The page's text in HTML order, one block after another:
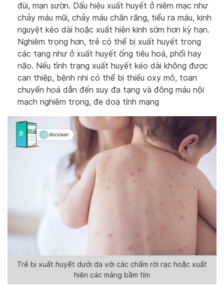
đùi, mạn sườn. Dấu hiệu xuất huyết ở niêm mạc như
chảy máu mũi, chảy máu chân răng, tiểu ra máu, kinh
nguyệt kéo dài hoặc xuất hiện kinh sớm hơn kỳ hạn.
Nghiêm trọng hơn, trẻ có thể bị xuất huyết trong
các tạng như ở xuất huyết ống tiêu hoá, phổi hay
não. Nếu tình trạng xuất huyết kéo dài không được
can thiệp, bệnh nhi có thể bị thiếu oxy mô, toan
chuyển hoá dẫn đến suy đa tạng và đông máu nội
mạch nghiêm trọng, đe doạ tính mạng
Trẻ bị xuất huyết dưới da với các chấm rời rạc hoặc xuất
hiện các mảng bầm tím